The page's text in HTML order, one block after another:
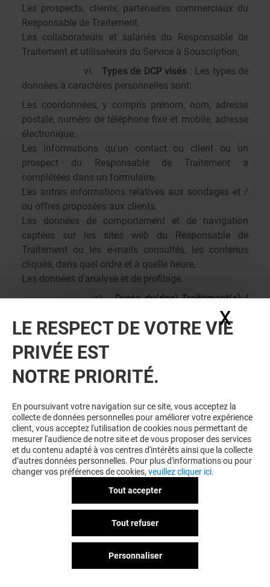
Les prospects, clients, partenaires commerciaux du
Responsable de Traitement,
Les collaborateurs et salariés du Responsable de
Traitement et utilisateurs du Service à Souscription,
vi. Types de DCP visés : Les types de
données à caractères personnelles sont:
Les coordonnées, y compris prénom, nom, adresse
postale, numéro de téléphone fixe et mobile, adresse
électronique,
Les informations qu'un contact ou client ou un
prospect du Responsable de Traitement a
complétées dans un formulaire,
Les autres informations relatives aux sondages et /
ou offres proposées aux clients,
Les données de comportement et de navigation
captées sur les sites web du Responsable de
Traitement ou les e-mails consultés, les contenus
cliqués, dans quel ordre et à quelle heure,
Les données d'analyse et de profilage.
vii.Durée du(des) Traitement(s) /
: le Client, comme
Responsable de Traitement, détermine la période
pendant laquelle des DCP sont hébergées sur la
Plateforme Selligent. Les DCP du Responsable de
Traitement ne sont en tout état de cause par
conservées sur le Plateforme Selligent après la
Société Microsoft :
Nom, RCS, capital social, siège social: Microsoft
France, siège social situé au 37 quai du président
Roosevelt 92130 Issy les Moulineaux, capital social
Services visés par la sous-traitance / objet du
: Services en Ligne, Microsoft Azure Active
Nature et objet du(des) Traitement(s) réalisé(s) sur
les DCP dans le cadre de la sous-
: Stockage des données d’inscription des
LE RESPECT DE VOTRE VIE
PRIVÉE EST
NOTRE PRIORITÉ.
En poursuivant votre navigation sur ce site, vous acceptez la
collecte de données personnelles pour améliorer votre expérience
client, vous acceptez l'utilisation de cookies nous permettant de
mesurer l'audience de notre site et de vous proposer des services
et du contenu adapté à vos centres d'intérêts ainsi que la collecte
d’autres données personnelles. Pour plus d'informations ou pour
changer vos préférences de cookies, veuillez cliquer ici.
Tout accepter
Tout refuser
Personnaliser
X